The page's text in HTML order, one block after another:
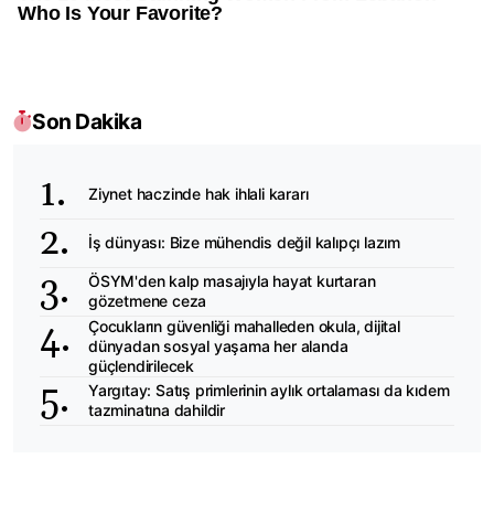
Son Dakika
Ziynet haczinde hak ihlali kararı
İş dünyası: Bize mühendis değil kalıpçı lazım
ÖSYM'den kalp masajıyla hayat kurtaran
gözetmene ceza
Çocukların güvenliği mahalleden okula, dijital
dünyadan sosyal yaşama her alanda
güçlendirilecek
Yargıtay: Satış primlerinin aylık ortalaması da kıdem
tazminatına dahildir